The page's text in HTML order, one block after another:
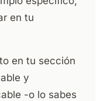
en tu
en tu sección
y
-o lo sabes